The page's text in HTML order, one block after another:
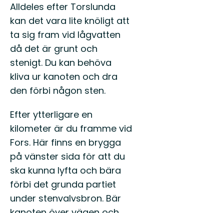
Alldeles efter Torslunda
kan det vara lite knöligt att
ta sig fram vid lågvatten
då det är grunt och
stenigt. Du kan behöva
kliva ur kanoten och dra
den förbi någon sten.
Efter ytterligare en
kilometer är du framme vid
Fors. Här finns en brygga
på vänster sida för att du
ska kunna lyfta och bära
förbi det grunda partiet
under stenvalvsbron. Bär